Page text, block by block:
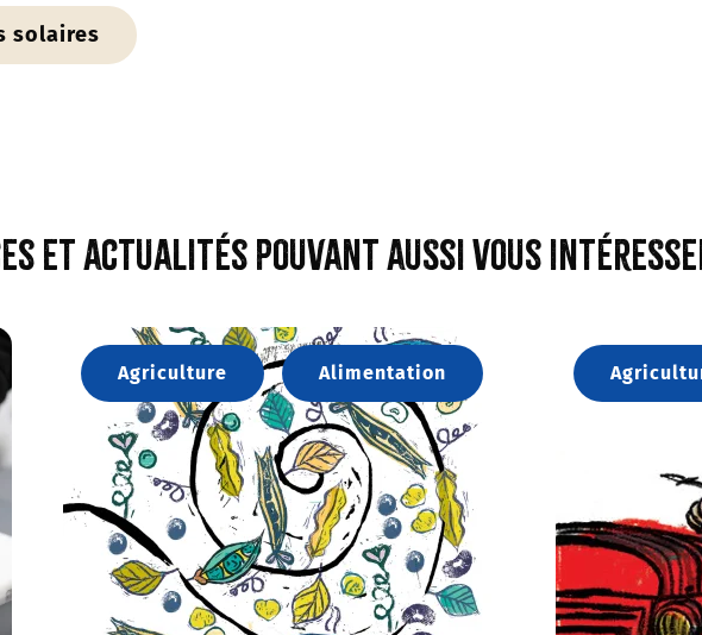
solaires
et actualités pouvant aussi vous
Agriculture Alimentation